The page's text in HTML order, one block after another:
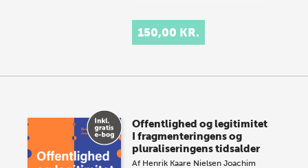
150,00 KR.
Offentlighed og legitimitet
I fragmenteringens og
pluraliseringens tidsalder
Af Henrik Kaare Nielsen Joachim